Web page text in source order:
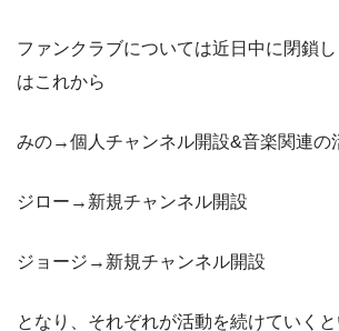
ファンクラブについては近日中に閉鎖
はこれから
みの→個人チャンネル開設&音楽関連の
ジロー→新規チャンネル開設
ジョージ→新規チャンネル開設
となり、それぞれが活動を続けていく